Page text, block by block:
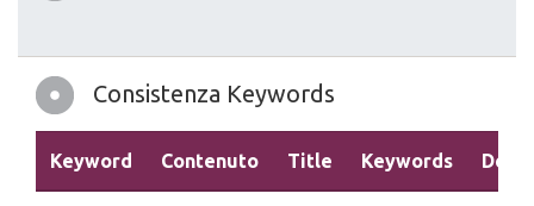
Consistenza Keywords
Keyword Contenuto Title Keywords